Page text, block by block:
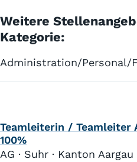
Weitere
Kategorie:
Administration/Personal/
Teamleiterin / Teamleiter
100%
AG · Suhr · Kanton Aargau